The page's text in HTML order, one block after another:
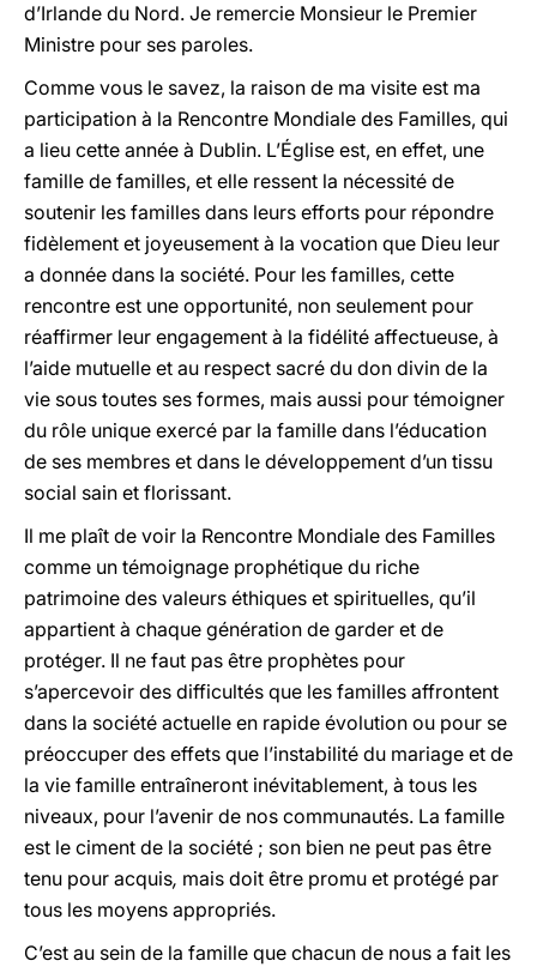
d’Irlande du Nord. Je remercie Monsieur le Premier
Ministre pour ses paroles.
Comme vous le savez, la raison de ma visite est ma
participation à la Rencontre Mondiale des Familles, qui
a lieu cette année à Dublin. L’Église est, en effet, une
famille de familles, et elle ressent la nécessité de
soutenir les familles dans leurs efforts pour répondre
fidèlement et joyeusement à la vocation que Dieu leur
a donnée dans la société. Pour les familles, cette
rencontre est une opportunité, non seulement pour
réaffirmer leur engagement à la fidélité affectueuse, à
l’aide mutuelle et au respect sacré du don divin de la
vie sous toutes ses formes, mais aussi pour témoigner
du rôle unique exercé par la famille dans l’éducation
de ses membres et dans le développement d’un tissu
social sain et florissant.
Il me plaît de voir la Rencontre Mondiale des Familles
comme un témoignage prophétique du riche
patrimoine des valeurs éthiques et spirituelles, qu’il
appartient à chaque génération de garder et de
protéger. Il ne faut pas être prophètes pour
s’apercevoir des difficultés que les familles affrontent
dans la société actuelle en rapide évolution ou pour se
préoccuper des effets que l’instabilité du mariage et de
la vie famille entraîneront inévitablement, à tous les
niveaux, pour l’avenir de nos communautés. La famille
est le ciment de la société ; son bien ne peut pas être
tenu pour acquis, mais doit être promu et protégé par
tous les moyens appropriés.
C’est au sein de la famille que chacun de nous a fait les